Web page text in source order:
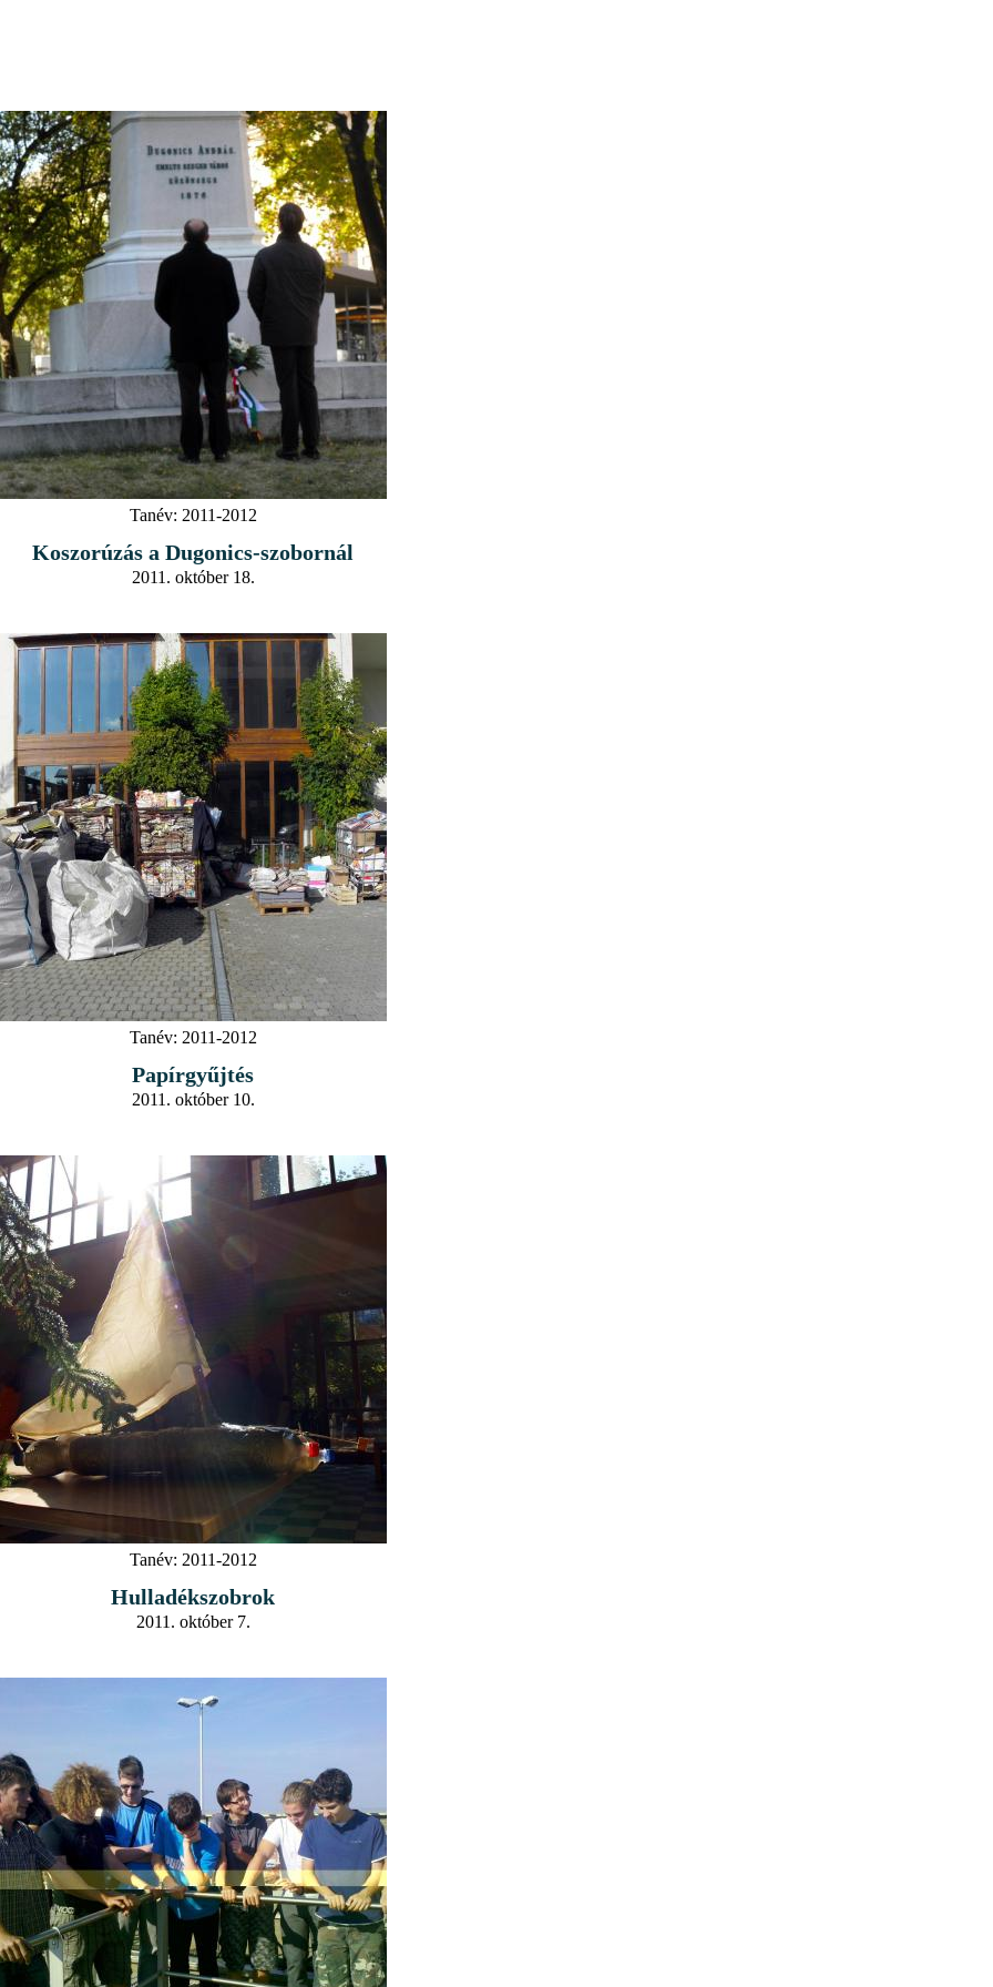
Tanév: 2011-2012
Koszorúzás a Dugonics-szobornál
2011. október 18.
Tanév: 2011-2012
Papírgyűjtés
2011. október 10.
Tanév: 2011-2012
Hulladékszobrok
2011. október 7.